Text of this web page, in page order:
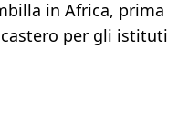
in Africa, prima
per gli istituti